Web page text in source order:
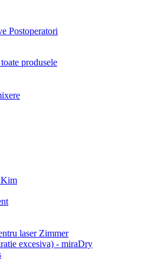
Postoperatori
produsele
laser Zimmer
excesiva) - miraDry